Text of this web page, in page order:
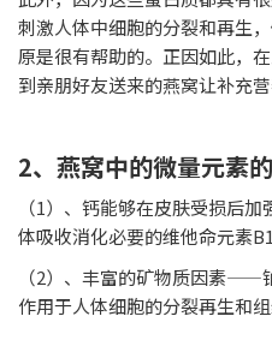
刺激人体中细胞的分裂和再生
原是很有帮助的。正因如此，
到亲朋好友送来的燕窝让补充营
2、燕窝中的微量元素
（1）、钙能够在皮肤受损后
体吸收消化必要的维他命元素
（2）、丰富的矿物质因素——
作用于人体细胞的分裂再生和组